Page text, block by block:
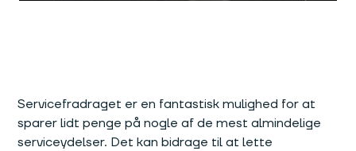
Servicefradraget er en fantastisk mulighed for at
sparer lidt penge på nogle af de mest almindelige
serviceydelser. Det kan bidrage til at lette